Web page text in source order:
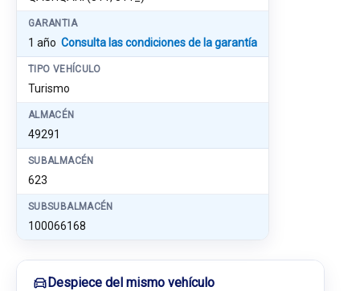
GARANTIA
1 año Consulta las condiciones de la garantía
TIPO VEHÍCULO
Turismo
ALMACÉN
49291
SUBALMACÉN
623
SUBSUBALMACÉN
100066168
Despiece del mismo vehículo